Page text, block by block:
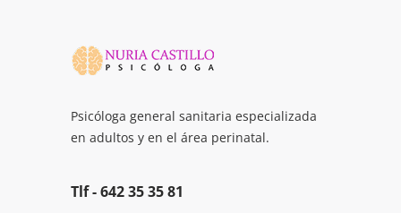
Psicóloga general sanitaria especializada
en adultos y en el área perinatal.
Tlf -642 35 35 81